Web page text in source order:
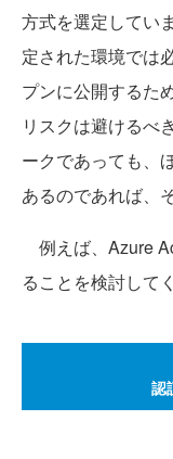
方式を選定してい
定された環境では
プンに公開するた
リスクは避けるべ
ークであっても、
あるのであれば、
例えば、Azure
ることを検討して
認